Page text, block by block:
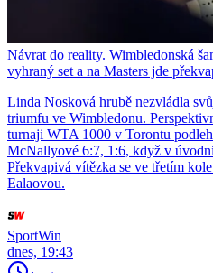
Návrat do reality. Wimbledonská
vyhraný set a na Masters jde
Linda Nosková hrubě nezvládla
triumfu ve Wimbledonu.
turnaji WTA 1000 v Torontu
McNallyové 6:7, 1:6, když v
Překvapivá vítězka se ve třetím
Ealaovou.
SportWin
dnes, 19:43